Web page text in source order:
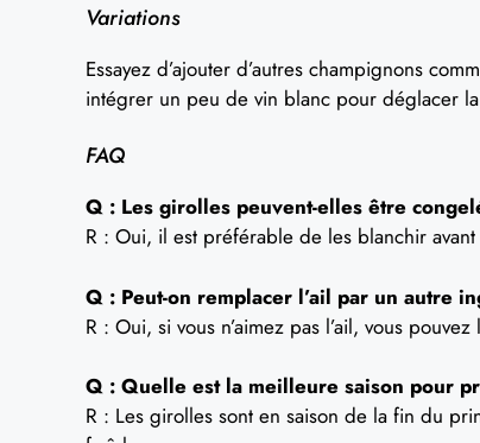
Variations
Essayez d’ajouter d’autres champignons
intégrer un peu de vin blanc pour déglacer
FAQ
Q : Les girolles peuvent-elles être
R : Oui, il est préférable de les blanchir
Q : Peut-on remplacer l’ail par un autre
R : Oui, si vous n’aimez pas l’ail, vous
Q : Quelle est la meilleure saison pour
R : Les girolles sont en saison de la fin du